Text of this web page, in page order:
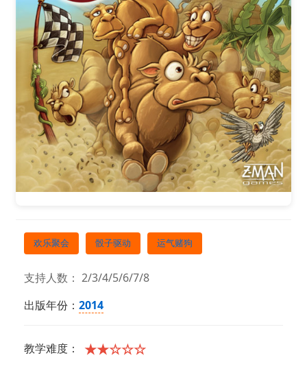
欢乐聚会 骰子驱动 运气赌狗
支持人数： 2/3/4/5/6/7/8
出版年份： 2014
教学难度： ★★☆☆☆